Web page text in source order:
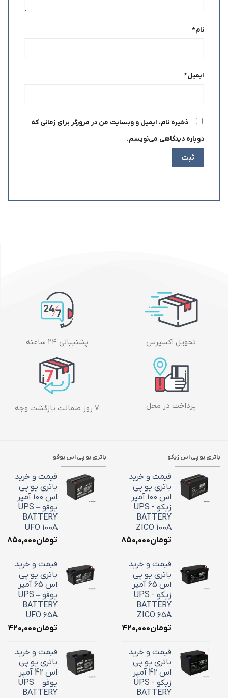
نام*
ایمیل*
ذخیره نام، ایمیل و وبسایت من در مرورگر برای زمانی که
دوباره دیدگاهی می‌نویسم.
تحویل اکسپرس پشتیبانی ۲۴ ساعته
پرداخت در محل ۷ روز ضمانت بازگشت وجه
باتری یو پی اس زیکو
قیمت و خرید
باتری یو پی
اس 100 آمپر
زیکو - UPS
BATTERY
ZICO 100A
تومان۳۶,۸۵۰,۰۰۰
قیمت و خرید
باتری یو پی
اس 65 آمپر
زیکو - UPS
BATTERY
ZICO 65A
تومان۲۴,۴۲۰,۰۰۰
قیمت و خرید
باتری یو پی
اس 42 آمپر
زیکو - UPS
BATTERY
باتری یو پی اس یوفو
قیمت و خرید
باتری یو پی
اس 100 آمپر
یوفو – UPS
BATTERY
UFO 100A
تومان
قیمت و خرید
باتری یو پی
اس 65 آمپر
یوفو – UPS
BATTERY
UFO 65A
تومان
قیمت و خرید
باتری یو پی
اس 42 آمپر
یوفو – UPS
BATTERY